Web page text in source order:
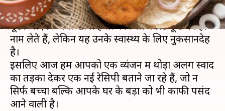
बच्चों को फास्ट फूड बहुत पसंद होता है, उनसे जब भी
पूछा जाए कि क्या खाना है तो वे किसी फास्ट फूड का ही
नाम लेते हैं, लेकिन यह उनके स्वास्थ्य के लिए नुकसानदेह
है।
इसलिए आज हम आपको एक व्यंजन में थोड़ा अलग स्वाद
का तड़का देकर एक नई रेसिपी बताने जा रहे हैं, जो न
सिर्फ बच्चों बल्कि आपके घर के बड़ों को भी काफी पसंद
आने वाली है।